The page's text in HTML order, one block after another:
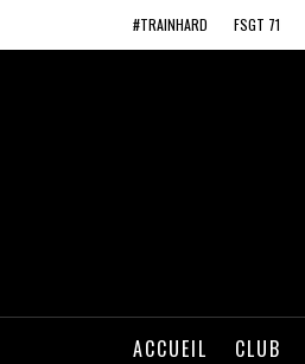
#TRAINHARD FSGT 71
ACCUEIL CLUB